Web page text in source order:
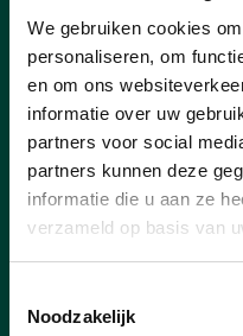
We gebruiken cookies
personaliseren, om
en om ons
informatie over uw
partners voor social
partners kunnen deze
informatie die u aan ze
verzameld op basis van
Noodzakelijk
Nieuwe
27/07/26
Goed nieuws voor